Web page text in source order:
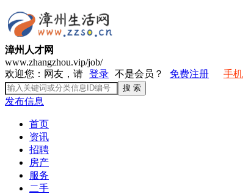
漳州人才网
www.zhangzhou.vip/job/
欢迎您：网友，请 登录 不是会员？ 免费注册 手
发布信息
首页
资讯
招聘
房产
服务
二手